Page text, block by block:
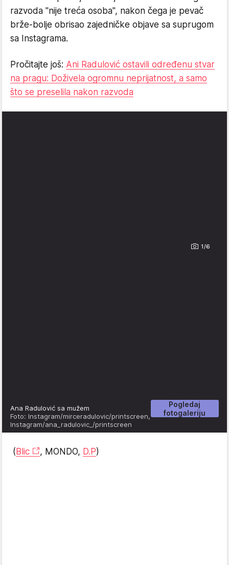
razvoda "nije treća osoba", nakon čega je pevač
brže-bolje obrisao zajedničke objave sa suprugom
sa Instagrama.
Pročitajte još: Ani Radulović ostavili određenu stvar
na pragu: Doživela ogromnu neprijatnost, a samo
što se preselila nakon razvoda
1/6
Pogledaj
fotogaleriju
Ana Radulović sa mužem
Foto: Instagram/mirceradulovic/printscreen,
Instagram/ana_radulovic_/printscreen
( Blic , MONDO, D.P)